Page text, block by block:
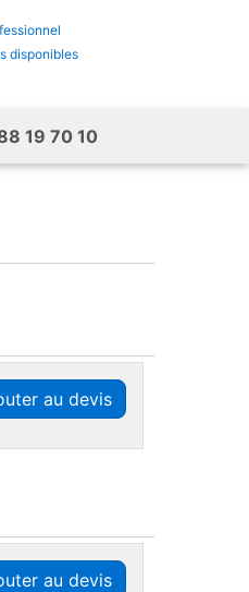
disponibles
19 70 10
au devis
au devis